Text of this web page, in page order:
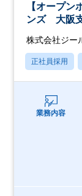
【オープン
ンズ 大阪
株式会社ジー
正社員採用
業務内容